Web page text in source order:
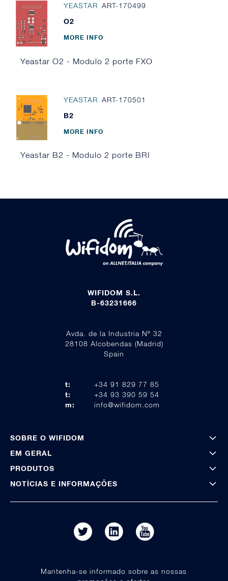
YEASTAR ART-170499
O2
MORE INFO
Yeastar O2 - Modulo 2 porte FXO
YEASTAR ART-170501
B2
MORE INFO
Yeastar B2 - Modulo 2 porte BRI
WIFIDOM S.L.
B-63231666
Avda. de la Industria Nº 32
28108 Alcobendas (Madrid)
Spain
t:
+34 91 829 77 85
t:
+34 93 390 59 54
m:
info@wifidom.com
SOBRE O WIFIDOM
EM GERAL
PRODUTOS
NOTÍCIAS E INFORMAÇÕES
Mantenha-se informado sobre as nossas